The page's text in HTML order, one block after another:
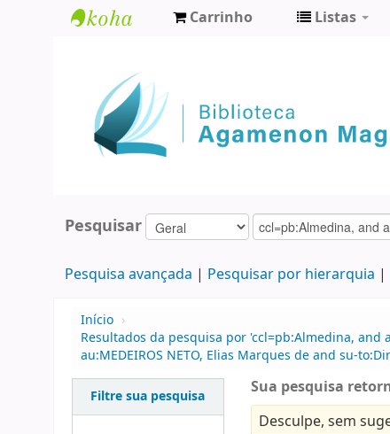
Agamenon
Magalhães
Carrinho Listas
Pesquisar
Pesquisa avançada Pesquisar por hierarquia
Início ›
Resultados da pesquisa por 'ccl=pb:Almedina, and
au:MEDEIROS NETO, Elias Marques de and su-
Filtre sua pesquisa
Sua pesquisa
Desculpe, sem